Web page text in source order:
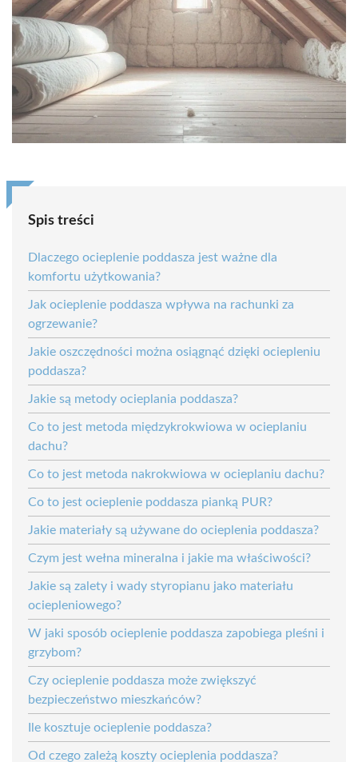
Spis treści
Dlaczego ocieplenie poddasza jest ważne dla
komfortu użytkowania?
Jak ocieplenie poddasza wpływa na rachunki za
ogrzewanie?
Jakie oszczędności można osiągnąć dzięki ociepleniu
poddasza?
Jakie są metody ocieplania poddasza?
Co to jest metoda międzykrokwiowa w ocieplaniu
dachu?
Co to jest metoda nakrokwiowa w ocieplaniu dachu?
Co to jest ocieplenie poddasza pianką PUR?
Jakie materiały są używane do ocieplenia poddasza?
Czym jest wełna mineralna i jakie ma właściwości?
Jakie są zalety i wady styropianu jako materiału
ociepleniowego?
W jaki sposób ocieplenie poddasza zapobiega pleśni i
grzybom?
Czy ocieplenie poddasza może zwiększyć
bezpieczeństwo mieszkańców?
Ile kosztuje ocieplenie poddasza?
Od czego zależą koszty ocieplenia poddasza?